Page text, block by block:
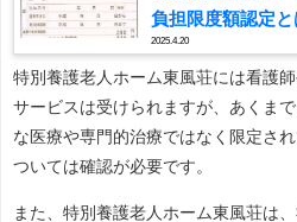
負担限度額認定と
2025.4.20
特別養護老人ホーム東風荘には看護
サービスは受けられますが、あくま
な医療や専門的治療ではなく限定さ
ついては確認が必要です。
また、特別養護老人ホーム東風荘は